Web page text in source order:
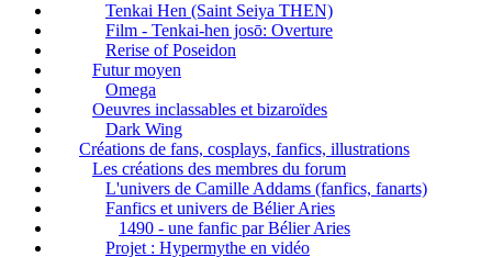
Tenkai Hen (Saint Seiya THEN)
Film - Tenkai-hen josō: Overture
Rerise of Poseidon
Futur moyen
Omega
Oeuvres inclassables et bizaroïdes
Dark Wing
Créations de fans, cosplays, fanfics, illustrations
Les créations des membres du forum
L'univers de Camille Addams (fanfics, fanarts)
Fanfics et univers de Bélier Aries
1490 - une fanfic par Bélier Aries
Projet : Hypermythe en vidéo